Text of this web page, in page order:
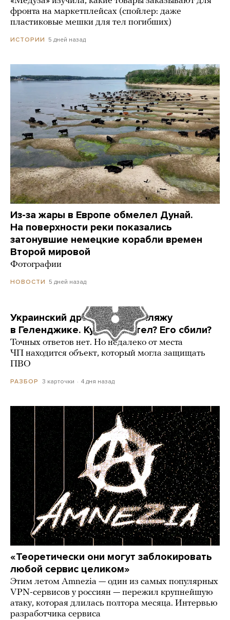
фронта на маркетплейсах (спойлер: даже
пластиковые мешки для тел погибших)
ИСТОРИИ 5 дней назад
Из-за жары в Европе обмелел Дунай.
На поверхности реки показались
затонувшие немецкие корабли времен
Второй мировой
Фотографии
НОВОСТИ 5 дней назад
Украинский дрон попал по пляжу
в Геленджике. Куда он летел? Его сбили?
Точных ответов нет. Но недалеко от места
ЧП находится объект, который могла защищать
ПВО
РАЗБОР 3 карточки 4 дня назад
«Теоретически они могут заблокировать
любой сервис целиком»
Этим летом Amnezia — один из самых популярных
VPN-сервисов у россиян — пережил крупнейшую
атаку, которая длилась полтора месяца. Интервью
разработчика сервиса